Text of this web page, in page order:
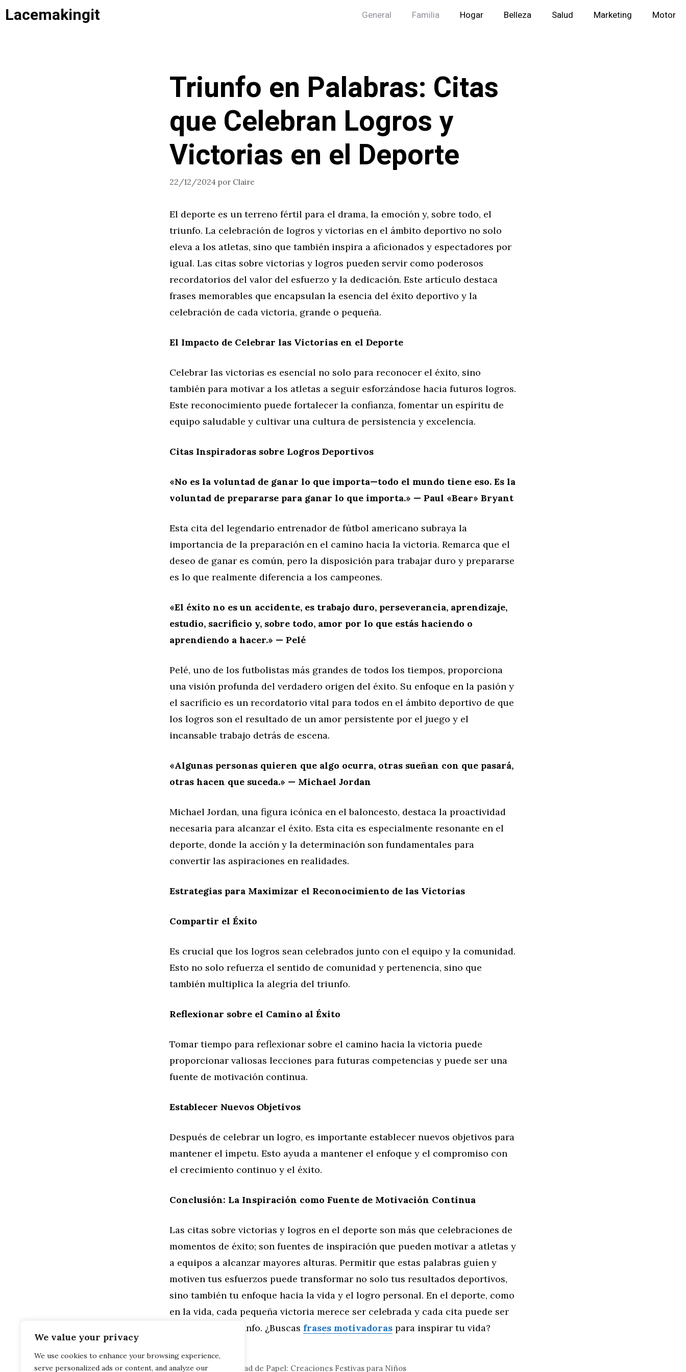
We value your privacy
We use cookies to enhance your browsing experience,
serve personalized ads or content, and analyze our
Saltar
alLacemakingit General Familia Hogar Belleza Salud Marketing Motor
Triunfo en Palabras: Citas
que Celebran Logros y
Victorias en el Deporte
22/12/2024 por Claire
El deporte es un terreno fértil para el drama, la emoción y, sobre todo, el
triunfo. La celebración de logros y victorias en el ámbito deportivo no solo
eleva a los atletas, sino que también inspira a aficionados y espectadores por
igual. Las citas sobre victorias y logros pueden servir como poderosos
recordatorios del valor del esfuerzo y la dedicación. Este artículo destaca
frases memorables que encapsulan la esencia del éxito deportivo y la
celebración de cada victoria, grande o pequeña.
El Impacto de Celebrar las Victorias en el Deporte
Celebrar las victorias es esencial no solo para reconocer el éxito, sino
también para motivar a los atletas a seguir esforzándose hacia futuros logros.
Este reconocimiento puede fortalecer la confianza, fomentar un espíritu de
equipo saludable y cultivar una cultura de persistencia y excelencia.
Citas Inspiradoras sobre Logros Deportivos
«No es la voluntad de ganar lo que importa—todo el mundo tiene eso. Es la
voluntad de prepararse para ganar lo que importa.» — Paul «Bear» Bryant
Esta cita del legendario entrenador de fútbol americano subraya la
importancia de la preparación en el camino hacia la victoria. Remarca que el
deseo de ganar es común, pero la disposición para trabajar duro y prepararse
es lo que realmente diferencia a los campeones.
«El éxito no es un accidente, es trabajo duro, perseverancia, aprendizaje,
estudio, sacrificio y, sobre todo, amor por lo que estás haciendo o
aprendiendo a hacer.» — Pelé
Pelé, uno de los futbolistas más grandes de todos los tiempos, proporciona
una visión profunda del verdadero origen del éxito. Su enfoque en la pasión y
el sacrificio es un recordatorio vital para todos en el ámbito deportivo de que
los logros son el resultado de un amor persistente por el juego y el
incansable trabajo detrás de escena.
«Algunas personas quieren que algo ocurra, otras sueñan con que pasará,
otras hacen que suceda.» — Michael Jordan
Michael Jordan, una figura icónica en el baloncesto, destaca la proactividad
necesaria para alcanzar el éxito. Esta cita es especialmente resonante en el
deporte, donde la acción y la determinación son fundamentales para
convertir las aspiraciones en realidades.
Estrategias para Maximizar el Reconocimiento de las Victorias
Compartir el Éxito
Es crucial que los logros sean celebrados junto con el equipo y la comunidad.
Esto no solo refuerza el sentido de comunidad y pertenencia, sino que
también multiplica la alegría del triunfo.
Reflexionar sobre el Camino al Éxito
Tomar tiempo para reflexionar sobre el camino hacia la victoria puede
proporcionar valiosas lecciones para futuras competencias y puede ser una
fuente de motivación continua.
Establecer Nuevos Objetivos
Después de celebrar un logro, es importante establecer nuevos objetivos para
mantener el ímpetu. Esto ayuda a mantener el enfoque y el compromiso con
el crecimiento continuo y el éxito.
Conclusión: La Inspiración como Fuente de Motivación Continua
Las citas sobre victorias y logros en el deporte son más que celebraciones de
momentos de éxito; son fuentes de inspiración que pueden motivar a atletas y
a equipos a alcanzar mayores alturas. Permitir que estas palabras guíen y
motiven tus esfuerzos puede transformar no solo tus resultados deportivos,
sino también tu enfoque hacia la vida y el logro personal. En el deporte, como
en la vida, cada pequeña victoria merece ser celebrada y cada cita puede ser
el eco de ese triunfo. ¿Buscas frases motivadoras para inspirar tu vida?
Categorías
Familia,General
Árboles de Navidad de Papel: Creaciones Festivas para Niños